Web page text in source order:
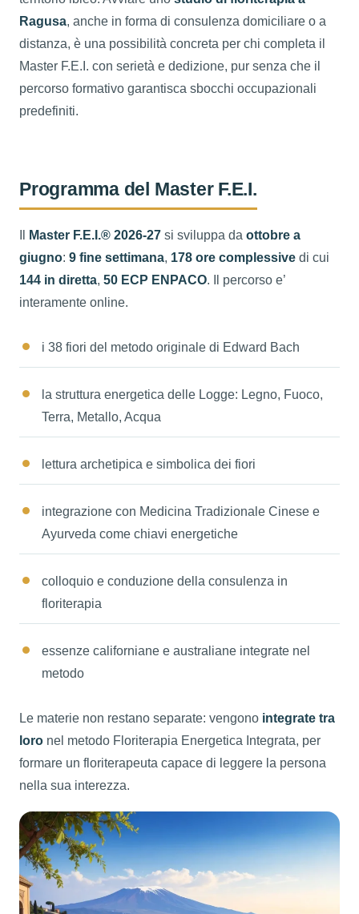
Ragusa, anche in forma di consulenza domiciliare o a
distanza, è una possibilità concreta per chi completa il
Master F.E.I. con serietà e dedizione, pur senza che il
percorso formativo garantisca sbocchi occupazionali
predefiniti.
Programma del Master F.E.I.
Master F.E.I.® 2026-27 si sviluppa da ottobre a
giugno: 9 fine settimana, 178 ore complessive di cui
144 in diretta, 50 ECP ENPACO. Il percorso e’
interamente online.
i 38 fiori del metodo originale di Edward Bach
la struttura energetica delle Logge: Legno, Fuoco,
Terra, Metallo, Acqua
lettura archetipica e simbolica dei fiori
integrazione con Medicina Tradizionale Cinese e
Ayurveda come chiavi energetiche
colloquio e conduzione della consulenza in
floriterapia
essenze californiane e australiane integrate nel
metodo
Le materie non restano separate: vengono integrate tra
loro nel metodo Floriterapia Energetica Integrata, per
formare un floriterapeuta capace di leggere la persona
nella sua interezza.